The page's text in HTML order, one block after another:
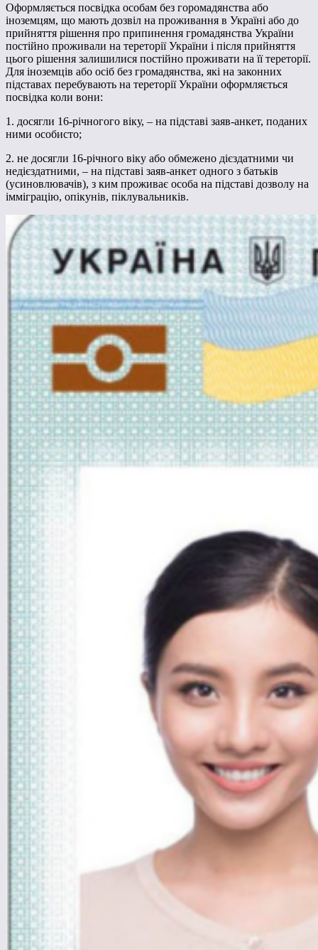
Оформляється посвідка особам без горомадянства або
іноземцям, що мають дозвіл на проживання в Україні або до
прийняття рішення про припинення громадянства України
постійно проживали на тереторії України і після прийняття
цього рішення залишилися постійно проживати на її тереторії.
Для іноземців або осіб без громадянства, які на законних
підставах перебувають на тереторії України оформляється
посвідка коли вони:
1. досягли 16-річногого віку, – на підставі заяв-анкет, поданих
ними особисто;
2. не досягли 16-річного віку або обмежено дієздатними чи
недієздатними, – на підставі заяв-анкет одного з батьків
(усиновлювачів), з ким проживає особа на підставі дозволу на
імміграцію, опікунів, піклувальників.